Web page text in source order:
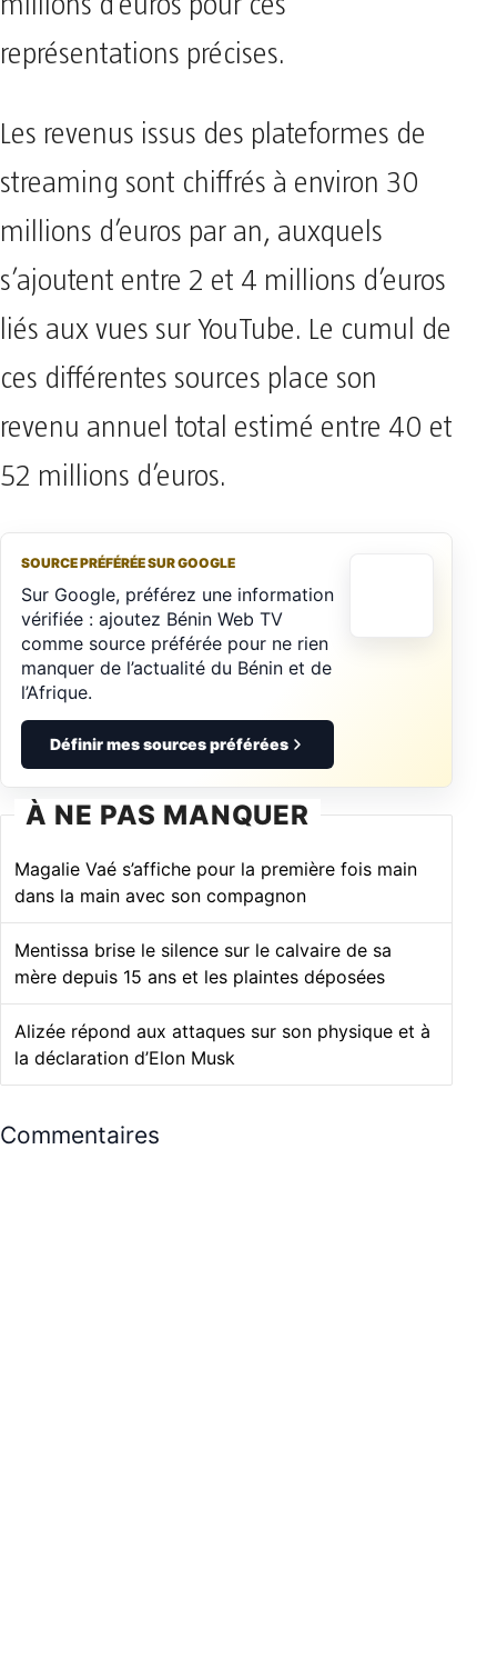
représentations précises.
Les revenus issus des plateformes de
streaming sont chiffrés à environ 30
millions d’euros par an, auxquels
s’ajoutent entre 2 et 4 millions d’euros
liés aux vues sur YouTube. Le cumul de
ces différentes sources place son
revenu annuel total estimé entre 40 et
52 millions d’euros.
SOURCE PRÉFÉRÉE SUR GOOGLE
Sur Google, préférez une information
vérifiée : ajoutez Bénin Web TV
comme source préférée pour ne rien
manquer de l’actualité du Bénin et de
l’Afrique.
Définir mes sources préférées
À NE PAS MANQUER
Magalie Vaé s’affiche pour la première fois main
dans la main avec son compagnon
Mentissa brise le silence sur le calvaire de sa
mère depuis 15 ans et les plaintes déposées
Alizée répond aux attaques sur son physique et à
la déclaration d’Elon Musk
Commentaires